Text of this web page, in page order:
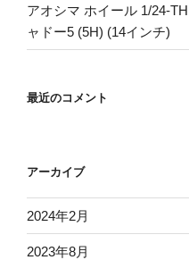
アオシマ ホイール 1/24-
ャドー5 (5H) (14インチ)
最近のコメント
アーカイブ
2024年2月
2023年8月